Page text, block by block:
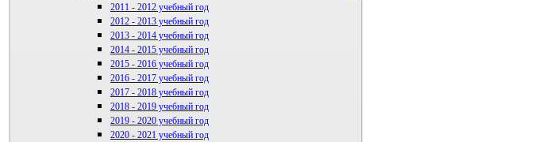
ВИА "Полигон"
2011 - 2012 учебный год
2012 - 2013 учебный год
2013 - 2014 учебный год
2014 - 2015 учебный год
2015 - 2016 учебный год
2016 - 2017 учебный год
2017 - 2018 учебный год
2018 - 2019 учебный год
2019 - 2020 учебный год
2020 - 2021 учебный год